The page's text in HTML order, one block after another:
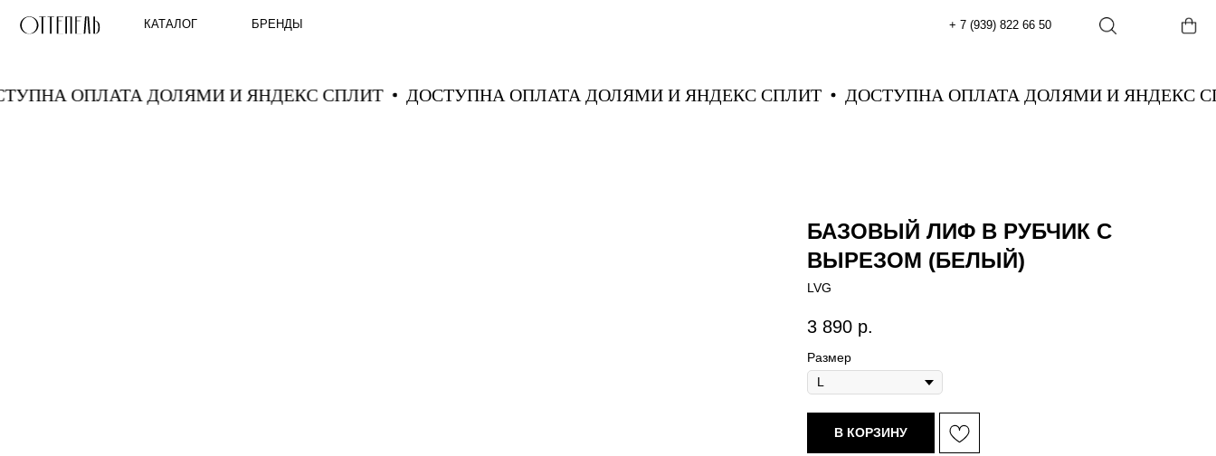
КАТАЛОГ БРЕНДЫ
ОПЛАТА ДОЛЯМИ И ЯНДЕКС СПЛИТ ДОСТУПНА ОПЛАТА ДОЛЯМИ И ЯНДЕКС СПЛИТ ДОСТУПНА ОПЛАТА ДОЛЯМИ И
БАЗОВЫЙ ЛИФ В РУБЧИК С
ВЫРЕЗОМ (БЕЛЫЙ)
LVG
3 890 р.
Размер
В КОРЗИНУ